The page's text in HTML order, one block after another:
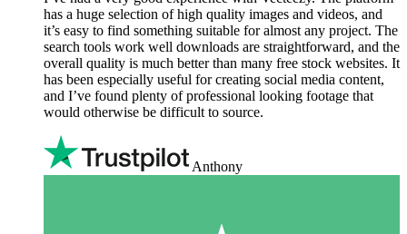
has a huge selection of high quality images and videos, and
it’s easy to find something suitable for almost any project. The
search tools work well downloads are straightforward, and the
overall quality is much better than many free stock websites. It
has been especially useful for creating social media content,
and I’ve found plenty of professional looking footage that
would otherwise be difficult to source.
Anthony